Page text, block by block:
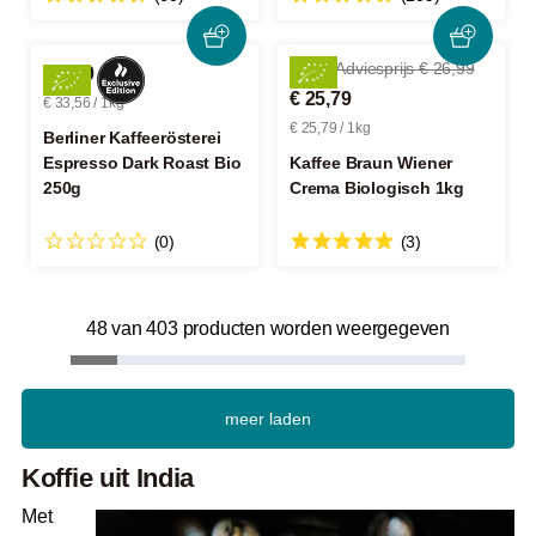
€ 8,39
€ 33,56 / 1kg
Berliner Kaffeerösterei
Espresso Dark Roast Bio
250g
(0)
-4% Adviesprijs € 26,99
€ 25,79
€ 25,79 / 1kg
Kaffee Braun Wiener
Crema Biologisch 1kg
(3)
48 van 403 producten worden weergegeven
meer laden
Koffie uit India
Met